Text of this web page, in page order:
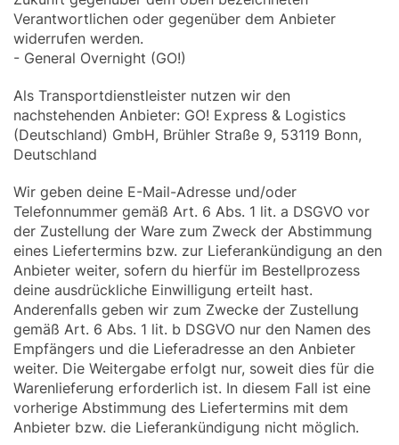
Verantwortlichen oder gegenüber dem Anbieter
widerrufen werden.
- General Overnight (GO!)
Als Transportdienstleister nutzen wir den
nachstehenden Anbieter: GO! Express & Logistics
(Deutschland) GmbH, Brühler Straße 9, 53119 Bonn,
Deutschland
Wir geben deine E-Mail-Adresse und/oder
Telefonnummer gemäß Art. 6 Abs. 1 lit. a DSGVO vor
der Zustellung der Ware zum Zweck der Abstimmung
eines Liefertermins bzw. zur Lieferankündigung an den
Anbieter weiter, sofern du hierfür im Bestellprozess
deine ausdrückliche Einwilligung erteilt hast.
Anderenfalls geben wir zum Zwecke der Zustellung
gemäß Art. 6 Abs. 1 lit. b DSGVO nur den Namen des
Empfängers und die Lieferadresse an den Anbieter
weiter. Die Weitergabe erfolgt nur, soweit dies für die
Warenlieferung erforderlich ist. In diesem Fall ist eine
vorherige Abstimmung des Liefertermins mit dem
Anbieter bzw. die Lieferankündigung nicht möglich.